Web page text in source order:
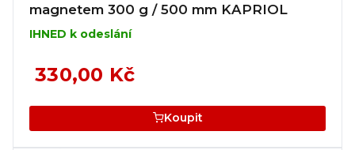
magnetem 300 g / 500 mm KAPRIOL
IHNED k odeslání
330,00 Kč
Koupit